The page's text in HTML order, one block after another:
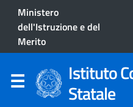
Ministero
dell'Istruzione e del
Merito
Istituto
Statale